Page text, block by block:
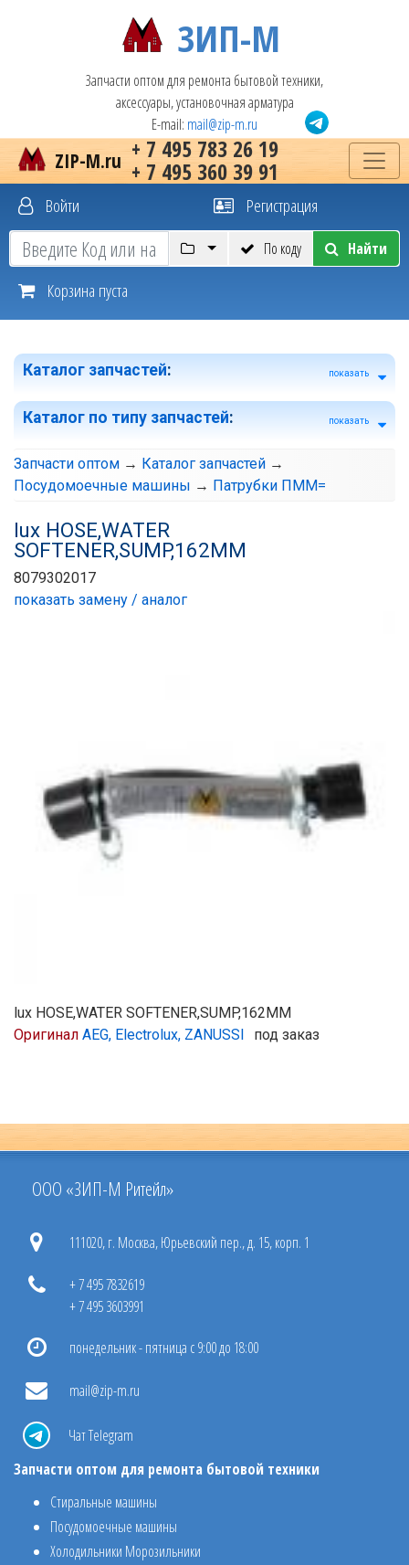
ЗИП-М
Запчасти оптом для ремонта бытовой техники,
аксессуары, установочная арматура
E-mail: mail@zip-m.ru
+ 7 495 783 26 19
+ 7 495 360 39 91
ZIP-M.ru
Войти Регистрация
По коду Найти
Корзина пуста
Каталог запчастей: показать
Каталог по типу запчастей: показать
Запчасти оптом → Каталог запчастей →
Посудомоечные машины → Патрубки ПММ=
lux HOSE,WATER
SOFTENER,SUMP,162MM
8079302017
показать замену / аналог
lux HOSE,WATER SOFTENER,SUMP,162MM
Оригинал AEG, Electrolux, ZANUSSI под заказ
ООО «ЗИП-М Ритейл»
111020, г. Москва, Юрьевский пер., д. 15, корп. 1
+ 7 495 7832619
+ 7 495 3603991
понедельник - пятница с 9:00 до 18:00
mail@zip-m.ru
Чат Telegram
Запчасти оптом для ремонта бытовой техники
Стиральные машины
Посудомоечные машины
Холодильники Морозильники